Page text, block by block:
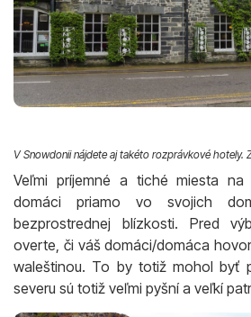
V Snowdonii nájdete aj takéto rozprávkové hotely.
Veľmi príjemné a tiché miesta na
domáci priamo vo svojich
bezprostrednej blízkosti. Pred
overte, či váš domáci/domáca
waleštinou. To by totiž mohol byť
severu sú totiž veľmi pyšní a veľkí